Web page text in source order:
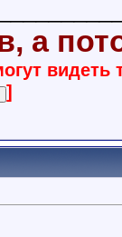
а
видеть
]